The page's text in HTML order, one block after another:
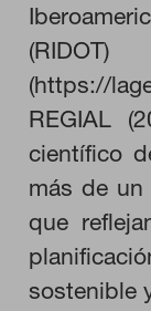
(https://
REGIAL
científico
más de
que
sostenible
Estas
no se
configurar
cookies,
cookies no
personal.
Cookies de
Estas
tráfico para
mejorarlo.
menos
Toda la
por lo tanto,